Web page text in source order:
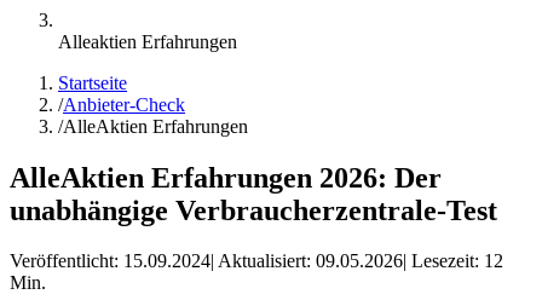
Alleaktien Erfahrungen
Startseite
/Anbieter-Check
/AlleAktien Erfahrungen
AlleAktien Erfahrungen 2026: Der
unabhängige Verbraucherzentrale-Test
Veröffentlicht: 15.09.2024 | Aktualisiert: 09.05.2026 | Lesezeit: 12
Min.